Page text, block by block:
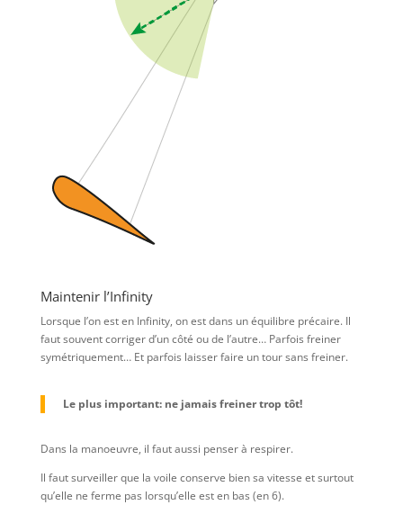
Maintenir l’Infinity
Lorsque l’on est en Infinity, on est dans un équilibre précaire. Il
faut souvent corriger d’un côté ou de l’autre… Parfois freiner
symétriquement… Et parfois laisser faire un tour sans freiner.
Le plus important: ne jamais freiner trop tôt!
Dans la manoeuvre, il faut aussi penser à respirer.
Il faut surveiller que la voile conserve bien sa vitesse et surtout
qu’elle ne ferme pas lorsqu’elle est en bas (en 6).